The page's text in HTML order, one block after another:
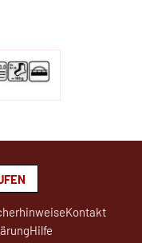
Kontakt
Hilfe